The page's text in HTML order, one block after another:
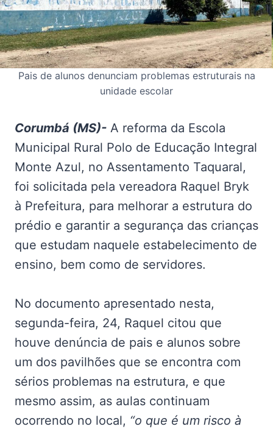
Pais de alunos denunciam problemas estruturais na
unidade escolar
Corumbá (MS)- A reforma da Escola
Municipal Rural Polo de Educação Integral
Monte Azul, no Assentamento Taquaral,
foi solicitada pela vereadora Raquel Bryk
à Prefeitura, para melhorar a estrutura do
prédio e garantir a segurança das crianças
que estudam naquele estabelecimento de
ensino, bem como de servidores.
No documento apresentado nesta,
segunda-feira, 24, Raquel citou que
houve denúncia de pais e alunos sobre
um dos pavilhões que se encontra com
sérios problemas na estrutura, e que
mesmo assim, as aulas continuam
ocorrendo no local, “o que é um risco à